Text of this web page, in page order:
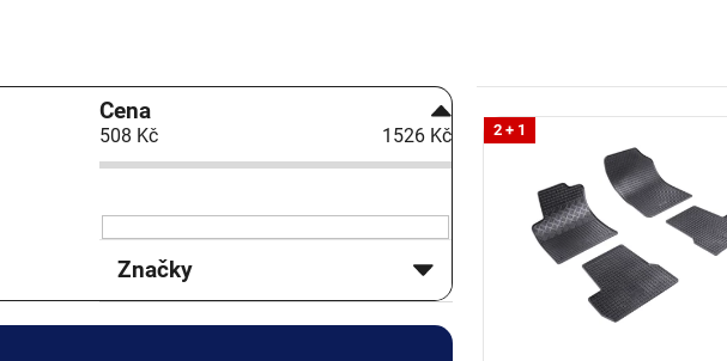
P
o
s
t
í
Cena
508 Kč 1526 Kč
Značky
V
ý
2 + 1